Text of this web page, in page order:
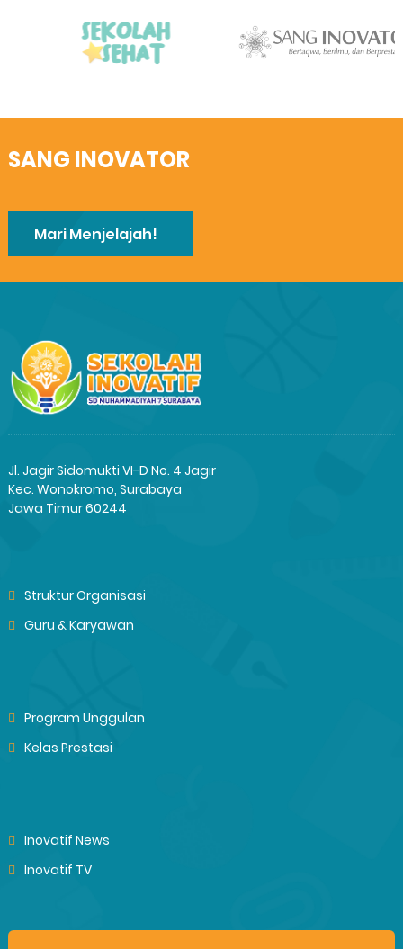
SANG INOVATOR
Mari Menjelajah!
Jl. Jagir Sidomukti VI-D No. 4 Jagir
Kec. Wonokromo, Surabaya
Jawa Timur 60244
Struktur Organisasi
Guru & Karyawan
Program Unggulan
Kelas Prestasi
Inovatif News
Inovatif TV